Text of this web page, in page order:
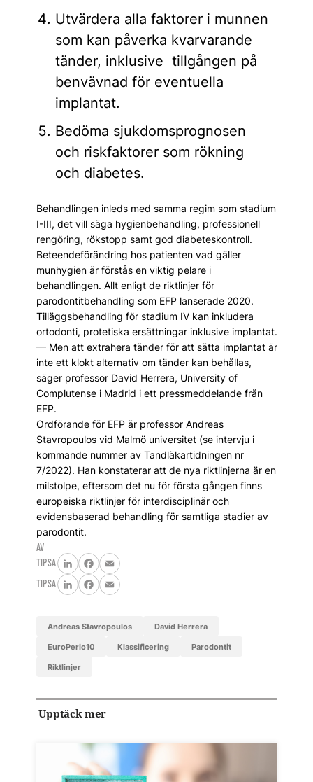
Utvärdera alla faktorer i munnen
som kan påverka kvarvarande
tänder, inklusive tillgången på
benvävnad för eventuella
implantat.
Bedöma sjukdomsprognosen
och riskfaktorer som rökning
och diabetes.
Behandlingen inleds med samma regim som stadium
I-III, det vill säga hygienbehandling, professionell
rengöring, rökstopp samt god diabeteskontroll.
Beteendeförändring hos patienten vad gäller
munhygien är förstås en viktig pelare i
behandlingen. Allt enligt de riktlinjer för
parodontitbehandling som EFP lanserade 2020.
Tilläggsbehandling för stadium IV kan inkludera
ortodonti, protetiska ersättningar inklusive implantat.
— Men att extrahera tänder för att sätta implantat är
inte ett klokt alternativ om tänder kan behållas,
säger professor David Herrera, University of
Complutense i Madrid i ett pressmeddelande från
EFP.
Ordförande för EFP är professor Andreas
Stavropoulos vid Malmö universitet (se intervju i
kommande nummer av Tandläkartidningen nr
7/2022). Han konstaterar att de nya riktlinjerna är en
milstolpe, eftersom det nu för första gången finns
europeiska riktlinjer för interdisciplinär och
evidensbaserad behandling för samtliga stadier av
parodontit.
AV
TIPSA
LinkedInFacebook
Email
TIPSA
LinkedInFacebook
Email
Andreas Stavropoulos David Herrera
EuroPerio10 klassificering parodontit
riktlinjer
Upptäck mer